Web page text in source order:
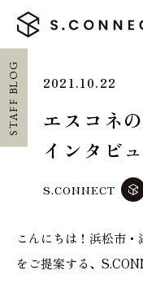
ホーム
家づくり勉強会
STAFF BLOG 2021.10.22
エスコネ
インタビ
S.CONNECT
こんにちは！浜松市
をご提案する、